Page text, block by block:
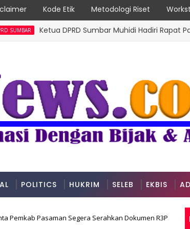
Kode Etik Metodologi Riset
Ketua DPRD Sumbar Muhidi Hadiri Rapat
POLITICS HUKRIM SELEB EKBIS
Pemkab Pasaman Segera Serahkan Dokumen R3P